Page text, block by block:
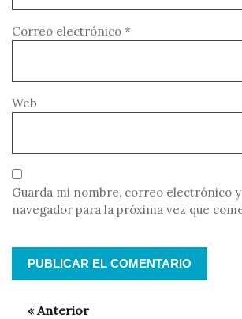
Correo electrónico *
Web
Guarda mi nombre, correo electrónico
navegador para la próxima vez que